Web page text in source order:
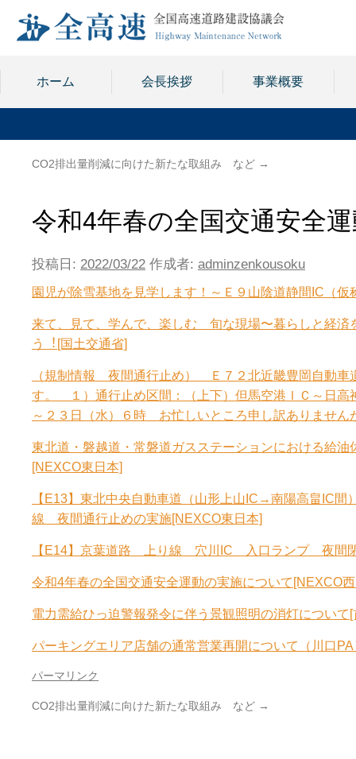
ホーム 会長挨拶 事業概要
CO2排出量削減に向けた新たな取組み など →
令和4年春の全国交通安全
投稿日: 2022/03/22 作成者: adminzenkousoku
園児が除雪基地を見学します！～Ｅ９山陰道静間IC（
来て、見て、学んで、楽しむ 旬な現場〜暮らしと経済
う︕[国土交通省]
（規制情報 夜間通行止め） Ｅ７２北近畿豊岡自動車
す。 １）通行止め区間：（上下）但馬空港ＩＣ～日
～２３日（水）６時 お忙しいところ申し訳ありません
東北道・磐越道・常磐道ガスステーションにおける給
[NEXCO東日本]
【E13】東北中央自動車道（山形上山IC→南陽高畠IC
線 夜間通行止めの実施[NEXCO東日本]
【E14】京葉道路 上り線 穴川IC 入口ランプ 夜間閉
令和4年春の全国交通安全運動の実施について[NEXCO
電力需給ひっ迫警報発令に伴う景観照明の消灯について
パーキングエリア店舗の通常営業再開について（川口
パーマリンク
CO2排出量削減に向けた新たな取組み など →